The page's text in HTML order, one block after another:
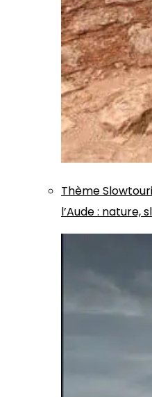
Thème
l’Aude : nature,